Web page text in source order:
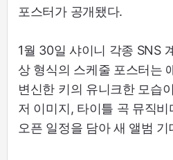
포스터가 공개됐다.
1월 30일 샤이니 각종 SNS
상 형식의 스케줄 포스터는
변신한 키의 유니크한 모습
저 이미지, 타이틀 곡 뮤직
오픈 일정을 담아 새 앨범